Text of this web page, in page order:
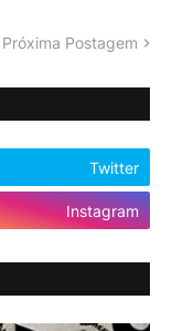
Próxima Postagem
Twitter
Instagram